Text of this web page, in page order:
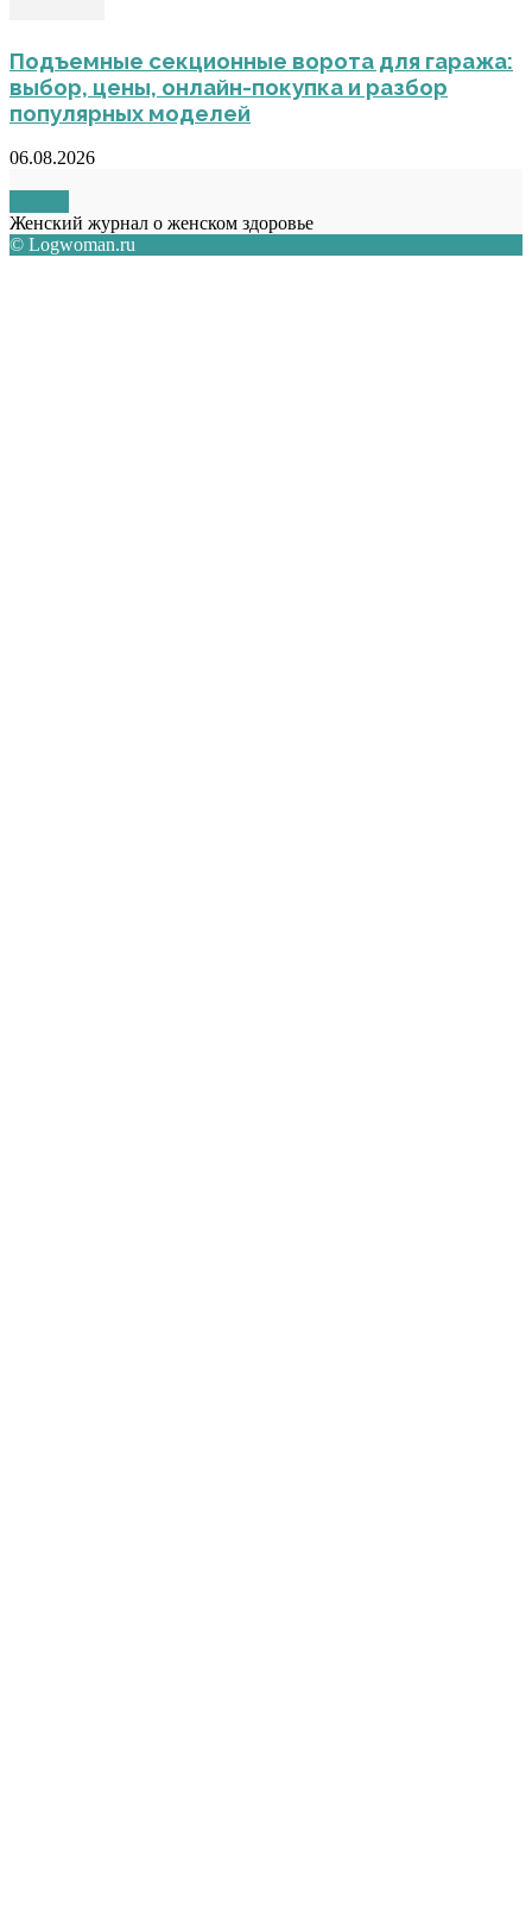
Подъемные секционные ворота для гаража:
выбор, цены, онлайн-покупка и разбор
популярных моделей
06.08.2026
Женский журнал о женском здоровье
© Logwoman.ru